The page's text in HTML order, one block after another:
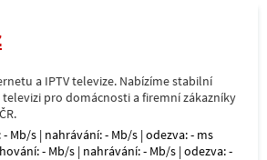
a IPTV televize. Nabízíme stabilní
pro domácnosti a firemní zákazníky
Mb/s | nahrávání: - Mb/s | odezva: - ms
- Mb/s | nahrávání: - Mb/s | odezva: -